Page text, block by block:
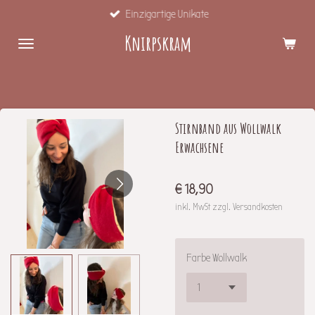
springen
Knirpskram
Einzigartige Unikate
Stirnband aus Wollwalk
Erwachsene
€ 18,90
inkl. MwSt zzgl. Versandkosten
Farbe Wollwalk